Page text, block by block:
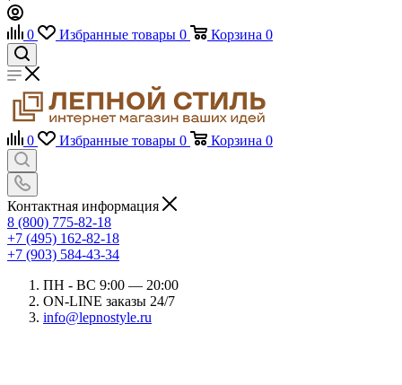
0 Избранные товары 0 Корзина 0
0 Избранные товары 0 Корзина 0
Контактная информация
8 (800) 775-82-18
+7 (495) 162-82-18
+7 (903) 584-43-34
ПН - ВС 9:00 — 20:00
ON-LINE заказы 24/7
info@lepnostyle.ru